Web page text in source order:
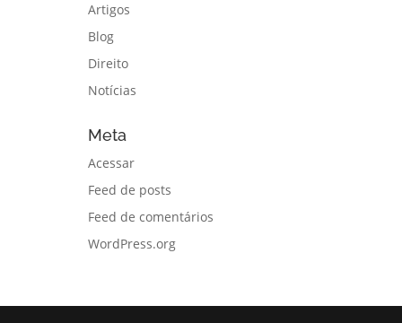
Artigos
Blog
Direito
Notícias
Meta
Acessar
Feed de posts
Feed de comentários
WordPress.org